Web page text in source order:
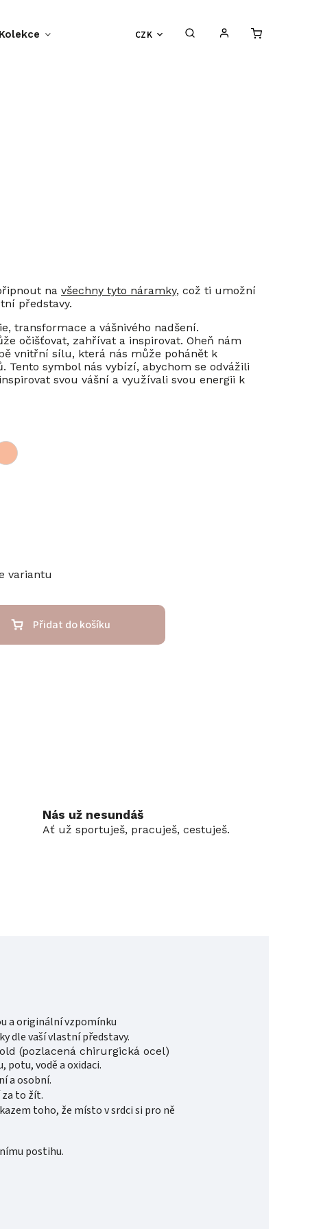
CZK
Kolekce Příběh BF-Clips O nás
na všechny tyto náramky, což ti umožní
představy.
transformace a vášnivého nadšení.
očišťovat, zahřívat a inspirovat. Oheň nám
vnitřní sílu, která nás může pohánět k
Tento symbol nás vybízí, abychom se odvážili
svou vášní a využívali svou energii k
variantu
Přidat do košíku
Nás už nesundáš
Ať už sportuješ, pracuješ, cestuješ.
a originální vzpomínku
dle vaší vlastní představy.
(pozlacená chirurgická ocel)
potu, vodě a oxidaci.
a osobní.
to žít.
toho, že místo v srdci si pro ně
postihu.